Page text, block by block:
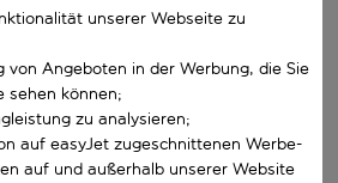
R&uuml;ckflugdatum aus.
Suchen
unserer Webseite zu
von Angeboten in der Werbung, die Sie
sehen können;
zu analysieren;
auf easyJet zugeschnittenen Werbe-
auf und außerhalb unserer Website